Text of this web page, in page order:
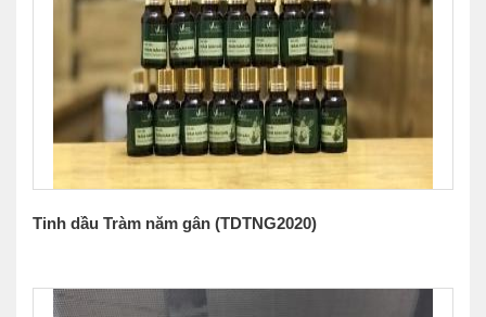
Tinh dầu Tràm năm gân (TDTNG2020)